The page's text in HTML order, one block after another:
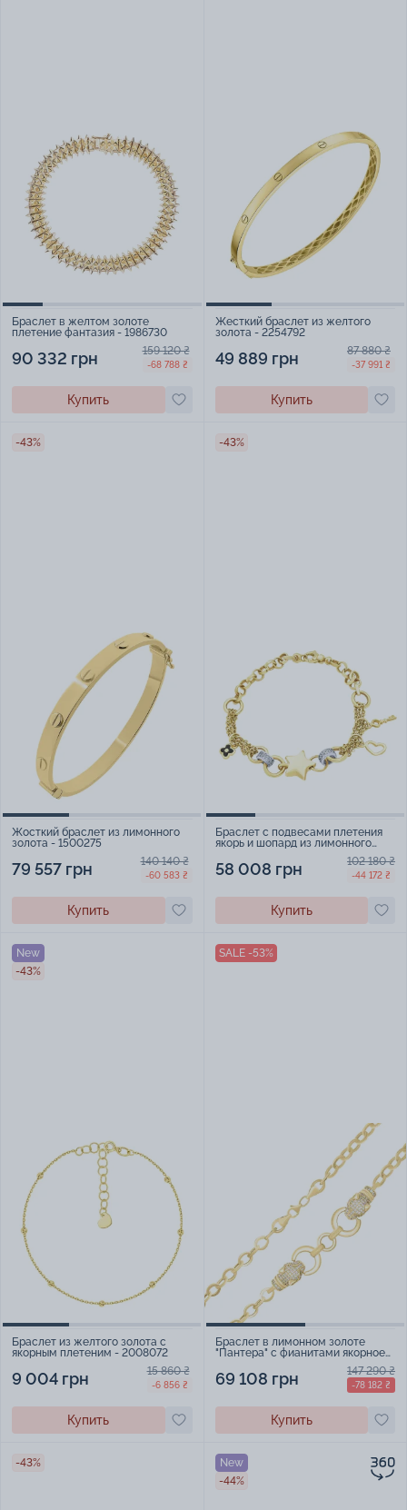
Браслет в желтом золоте
плетение фантазия - 1986730
90 332 грн 159 120 ₴
-68 788 ₴
Купить
Жесткий браслет из желтого
золота - 2254792
49 889 грн 87 880 ₴
-37 991 ₴
Купить
-43%
Жосткий браслет из лимонного
золота - 1500275
79 557 грн 140 140 ₴
-60 583 ₴
Купить
-43%
Браслет с подвесами плетения
якорь и шопард из лимонного
58 008 грн 102 180 ₴
-44 172 ₴
Купить
New
-43%
Браслет из желтого золота с
якорным плетеним - 2008072
9 004 грн 15 860 ₴
-6 856 ₴
Купить
SALE -53%
Браслет в лимонном золоте
"Пантера" с фианитами якорное
69 108 грн 147 290 ₴
-78 182 ₴
Купить
-43%
New
-44%